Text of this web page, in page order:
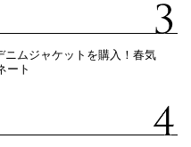
ニムジャケットを購入！春気
ート